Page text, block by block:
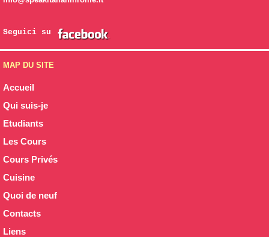
Seguici su
MAP DU SITE
Accueil
Qui suis-je
Etudiants
Les Cours
Cours Privés
Cuisine
Quoi de neuf
Contacts
Liens